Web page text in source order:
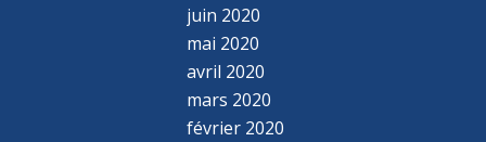
juin 2020
mai 2020
avril 2020
mars 2020
février 2020